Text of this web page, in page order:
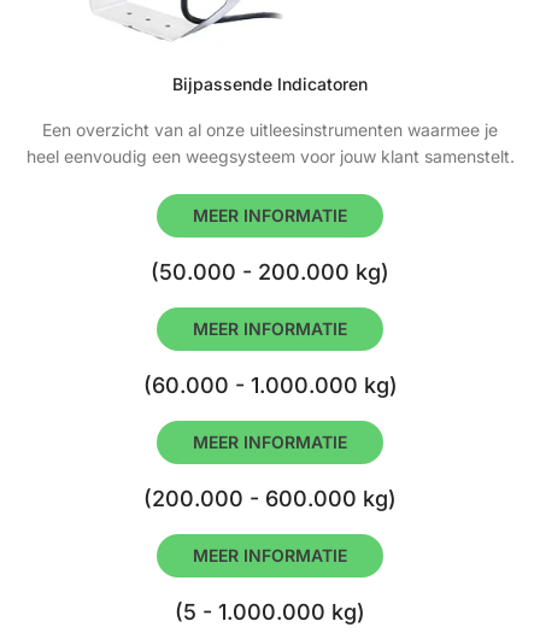
Bijpassende Indicatoren
Een overzicht van al onze uitleesinstrumenten waarmee je
heel eenvoudig een weegsysteem voor jouw klant samenstelt.
MEER INFORMATIE
(50.000 - 200.000 kg)
MEER INFORMATIE
(60.000 - 1.000.000 kg)
MEER INFORMATIE
(200.000 - 600.000 kg)
MEER INFORMATIE
(5 - 1.000.000 kg)